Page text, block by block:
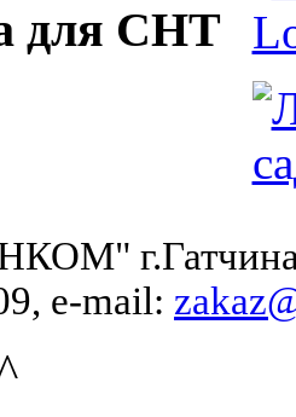
для СНТ
г.Гатчина,
e-mail: